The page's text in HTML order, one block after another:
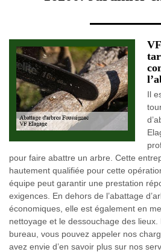
Il
pour faire abattre un arbre. Cette
hautement qualifiée pour cette
équipe peut garantir une prestation
exigences. En dehors de l’abattage
économiques, elle est également en
nettoyage et le dessouchage des
bureau, vous pouvez appeler nos
avez envie d’en savoir plus sur nos